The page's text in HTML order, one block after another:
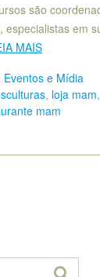
são
especialistas em
MAIS
Eventos e Mídia
, loja mam,
mam